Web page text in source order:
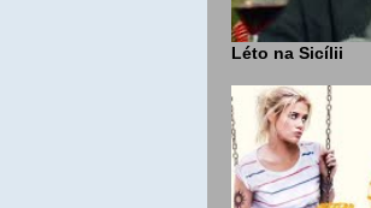
Léto na Sicílii